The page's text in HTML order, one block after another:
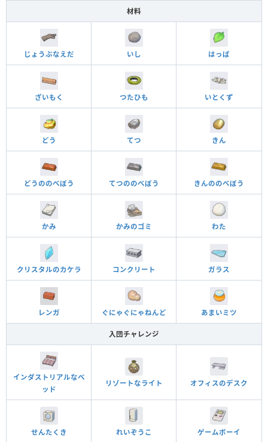
材料
じょうぶなえだ いし はっぱ
ざいもく つたひも いとくず
どう てつ きん
どうののべぼう てつののべぼう きんののべぼう
かみ かみのゴミ わた
クリスタルのカケラ コンクリート ガラス
レンガ ぐにゃぐにゃねんど あまいミツ
入団チャレンジ
インダストリアルなベ
ッド
リゾートなライト オフィスのデスク
せんたくき れいぞうこ ゲームボーイ